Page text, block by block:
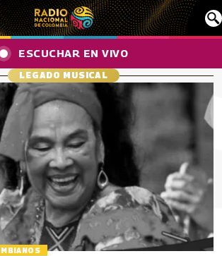
ESCUCHAR EN VIVO
LEGADO MUSICAL